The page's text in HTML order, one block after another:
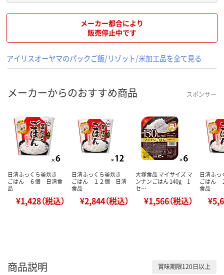
メーカー都合により
販売停止中です
アイリスオーヤマのパックご飯/リゾット/米加工品を全て見る
メーカーからのおすすめ商品 スポンサー
日清ふっくら釜炊き
ごはん ６個 日清食
品
¥1,428（税込）
日清ふっくら釜炊き
ごはん １２個 日清
食品
¥2,844（税込）
大塚食品 マイサイズ マ
ンナンごはん 140g 1
セ…
¥1,566（税込）
日清ふ
ごはん
食品
商品説明 賞味期限120日以上